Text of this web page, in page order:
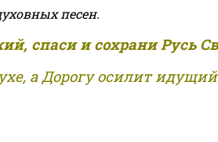
песен.
спаси и сохрани Русь
а Дорогу осилит